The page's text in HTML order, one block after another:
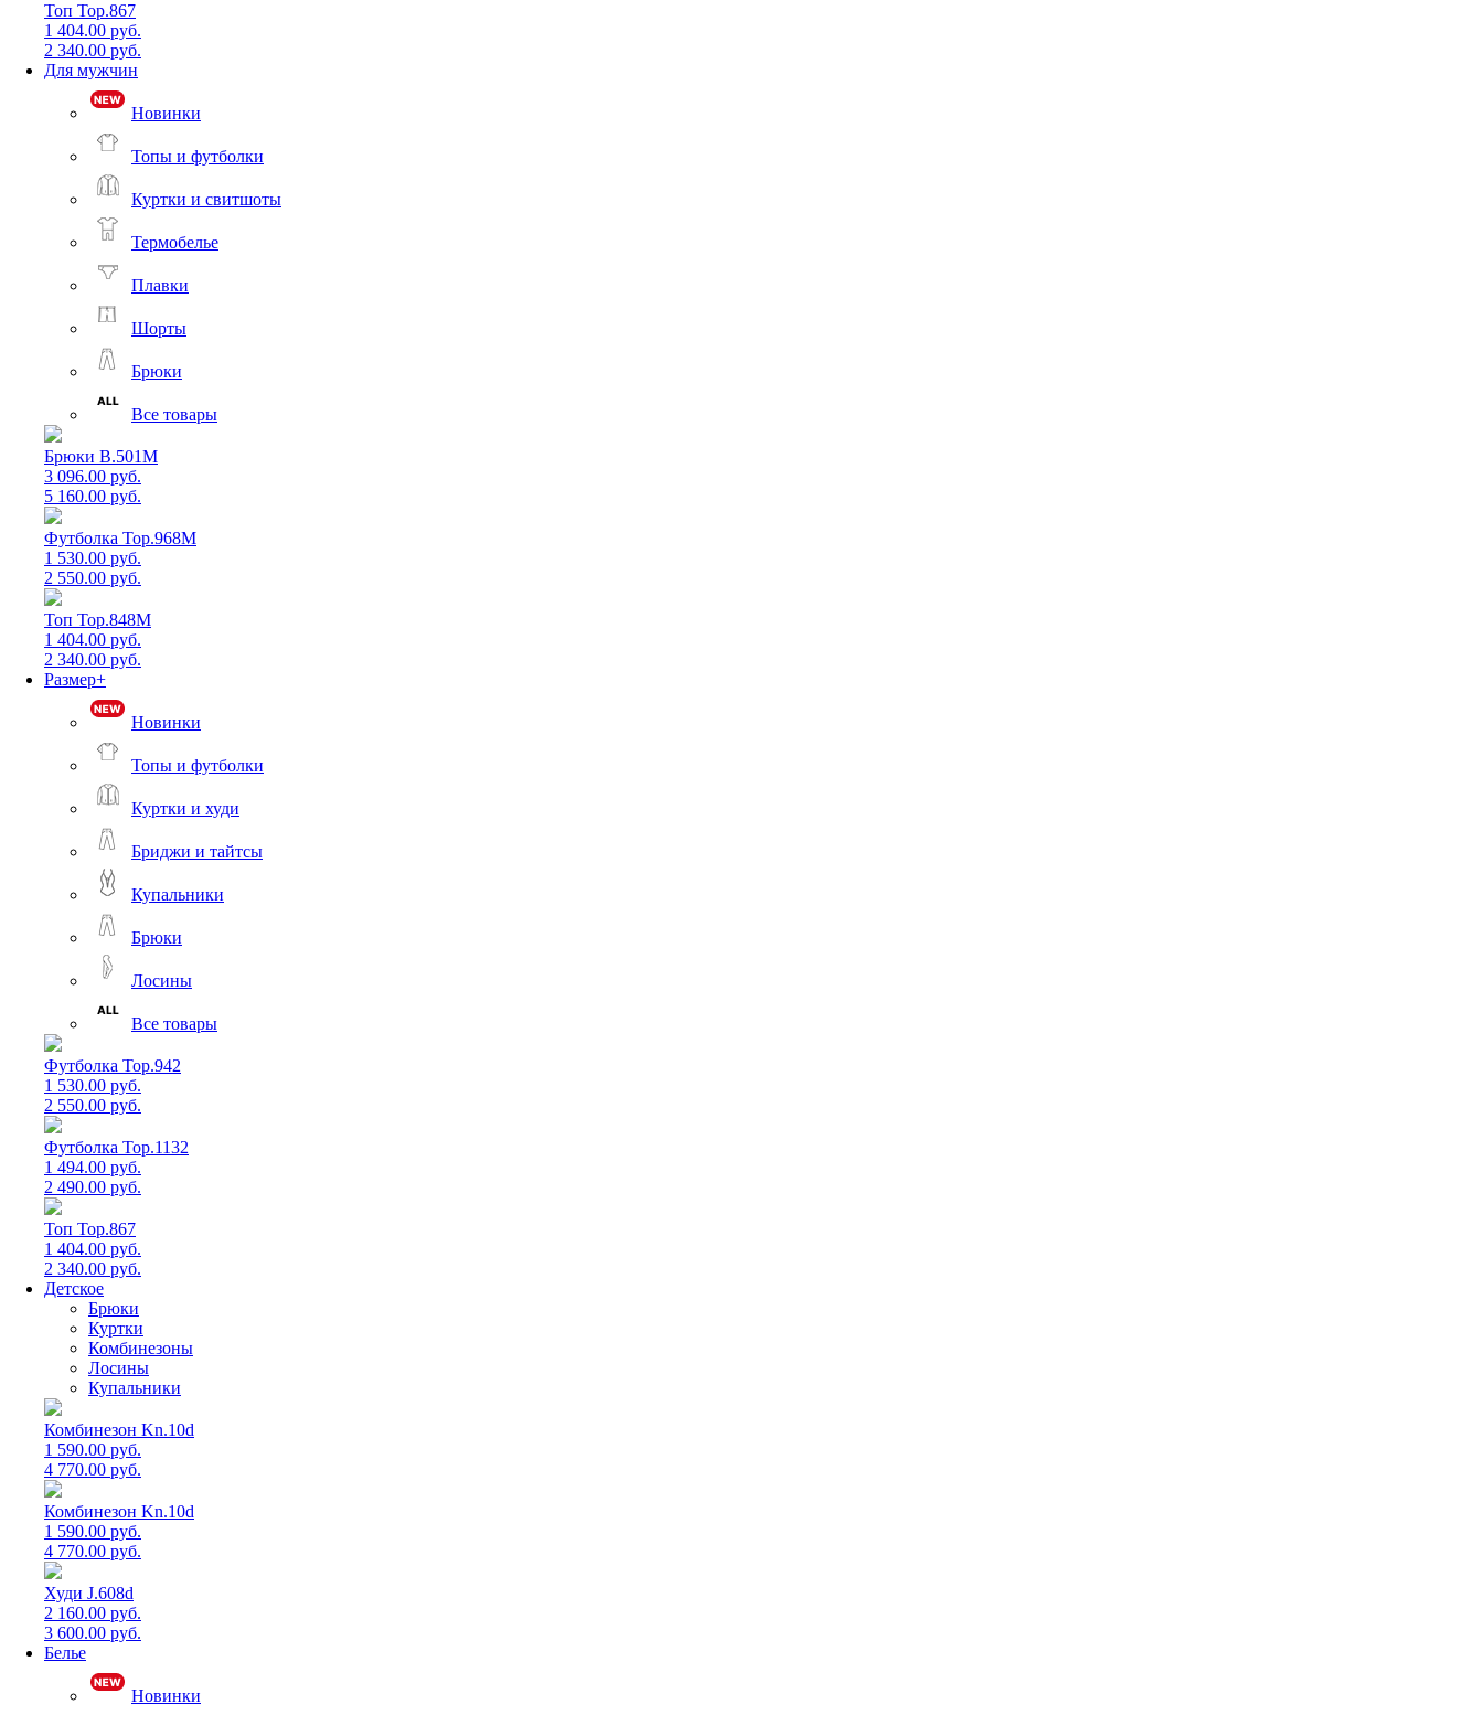
Топ Top.867
1 404.00 руб.
2 340.00 руб.
Для мужчин
Новинки
Топы и футболки
Куртки и свитшоты
Термобелье
Плавки
Шорты
Брюки
Все товары
Брюки B.501M
3 096.00 руб.
5 160.00 руб.
Футболка Top.968M
1 530.00 руб.
2 550.00 руб.
Топ Top.848M
1 404.00 руб.
2 340.00 руб.
Размер+
Новинки
Топы и футболки
Куртки и худи
Бриджи и тайтсы
Купальники
Брюки
Лосины
Все товары
Футболка Top.942
1 530.00 руб.
2 550.00 руб.
Футболка Top.1132
1 494.00 руб.
2 490.00 руб.
Топ Top.867
1 404.00 руб.
2 340.00 руб.
Детское
Брюки
Куртки
Комбинезоны
Лосины
Купальники
Комбинезон Kn.10d
1 590.00 руб.
4 770.00 руб.
Комбинезон Kn.10d
1 590.00 руб.
4 770.00 руб.
Худи J.608d
2 160.00 руб.
3 600.00 руб.
Белье
Новинки